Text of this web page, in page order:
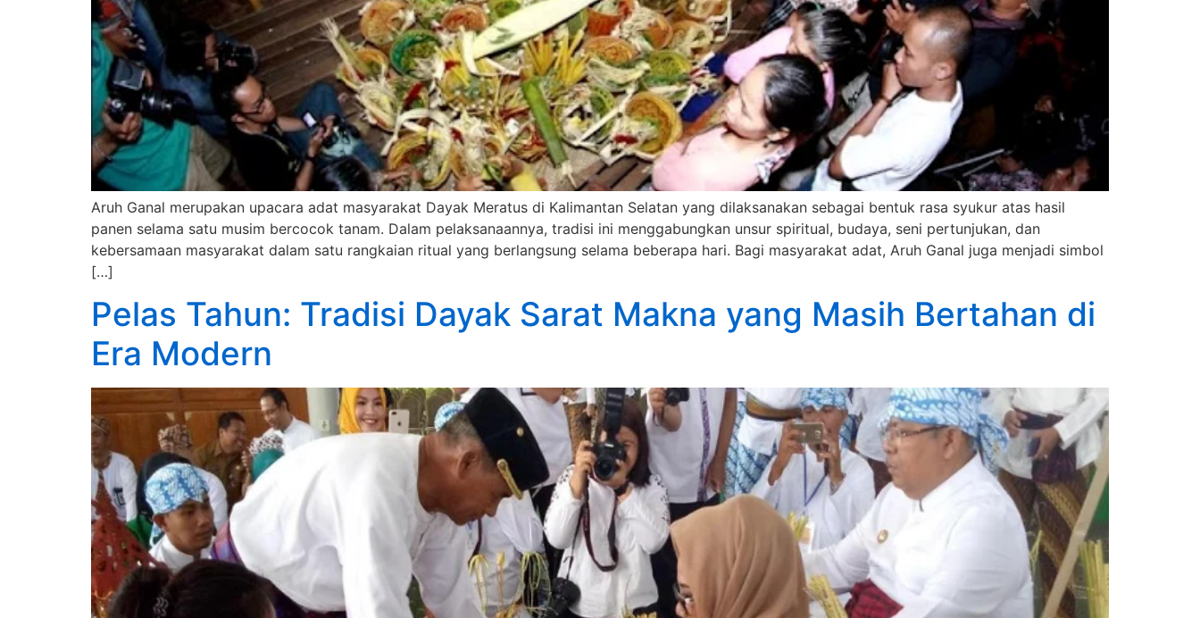
Aruh Ganal merupakan upacara adat masyarakat Dayak Meratus di Kalimantan Selatan yang dilaksanakan sebagai bentuk rasa syukur atas hasil
panen selama satu musim bercocok tanam. Dalam pelaksanaannya, tradisi ini menggabungkan unsur spiritual, budaya, seni pertunjukan, dan
kebersamaan masyarakat dalam satu rangkaian ritual yang berlangsung selama beberapa hari. Bagi masyarakat adat, Aruh Ganal juga menjadi simbol
[…]
Pelas Tahun: Tradisi Dayak Sarat Makna yang Masih Bertahan di
Era Modern